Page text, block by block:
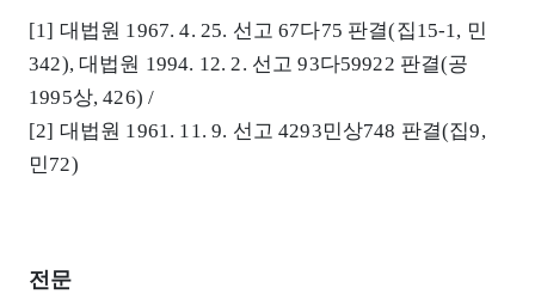
[1] 대법원 1967. 4. 25. 선고 67다75 판결(집15-1, 민
342), 대법원 1994. 12. 2. 선고 93다59922 판결(공
1995상, 426) /
[2] 대법원 1961. 11. 9. 선고 4293민상748 판결(집9,
민72)
전문